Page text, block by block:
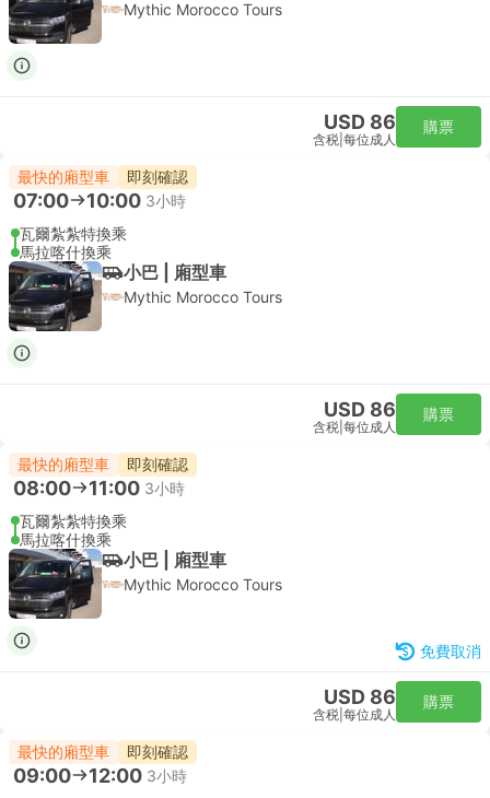
Mythic Morocco Tours
USD 86
含税 每位成人
購票
最快的廂型車 即刻確認
07:00 10:00 3小時
瓦爾紮紮特換乘
馬拉喀什換乘
小巴 | 廂型車
Mythic Morocco Tours
USD 86
含税 每位成人
購票
最快的廂型車 即刻確認
08:00 11:00 3小時
瓦爾紮紮特換乘
馬拉喀什換乘
小巴 | 廂型車
Mythic Morocco Tours
免費取消
USD 86
含税 每位成人
購票
最快的廂型車 即刻確認
09:00 12:00 3小時